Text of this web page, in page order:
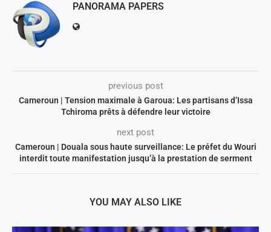
PANORAMA PAPERS
previous post
Cameroun | Tension maximale à Garoua: Les partisans d’Issa
Tchiroma prêts à défendre leur victoire
next post
Cameroun | Douala sous haute surveillance: Le préfet du Wouri
interdit toute manifestation jusqu’à la prestation de serment
YOU MAY ALSO LIKE